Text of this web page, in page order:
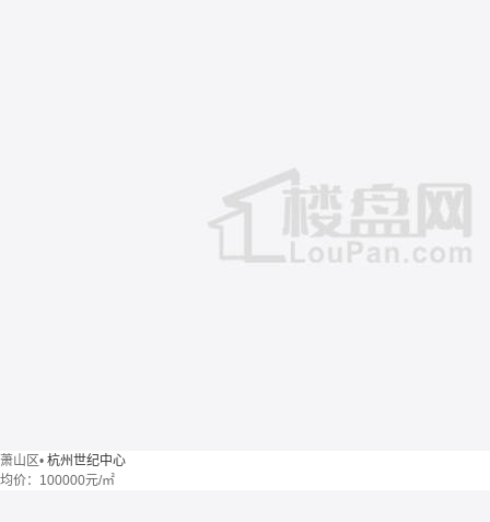
萧山区• 杭州世纪中心
均价： 100000元/㎡